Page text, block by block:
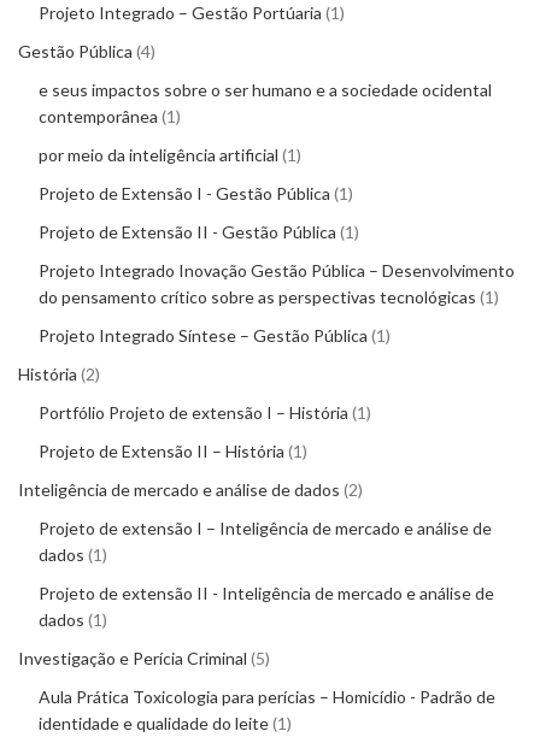
Projeto Integrado – Gestão Portúaria 1
Gestão Pública 4
e seus impactos sobre o ser humano e a sociedade ocidental
contemporânea 1
por meio da inteligência artificial 1
Projeto de Extensão I - Gestão Pública 1
Projeto de Extensão II - Gestão Pública 1
Projeto Integrado Inovação Gestão Pública – Desenvolvimento
do pensamento crítico sobre as perspectivas tecnológicas 1
Projeto Integrado Síntese – Gestão Pública 1
História 2
Portfólio Projeto de extensão I – História 1
Projeto de Extensão II – História 1
Inteligência de mercado e análise de dados 2
Projeto de extensão I – Inteligência de mercado e análise de
dados 1
Projeto de extensão II - Inteligência de mercado e análise de
dados 1
Investigação e Perícia Criminal 5
Aula Prática Toxicologia para perícias – Homicídio - Padrão de
identidade e qualidade do leite 1